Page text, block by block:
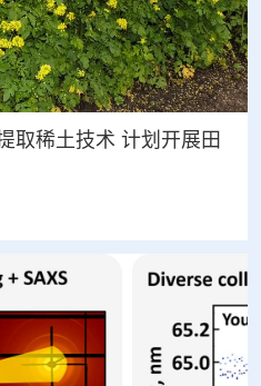
取稀土技术 计划开展田